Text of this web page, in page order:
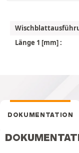
Länge 1 [mm] :
DOKUMENTATION